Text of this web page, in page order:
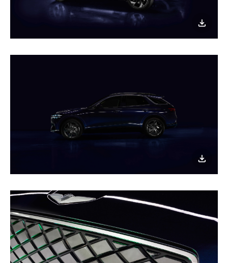
이미지
다운로드
이미지
다운로드